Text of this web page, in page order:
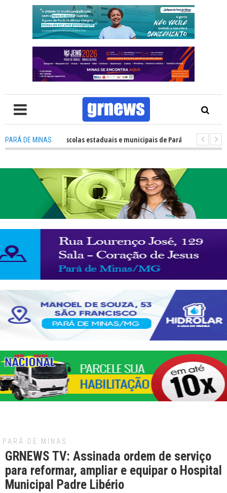
PARÁ DE MINASdas escolas estaduais e municipais de Pará de Minas no IDEB
PARÁ DE MINAS
GRNEWS TV: Assinada ordem de serviço
para reformar, ampliar e equipar o Hospital
Municipal Padre Libério